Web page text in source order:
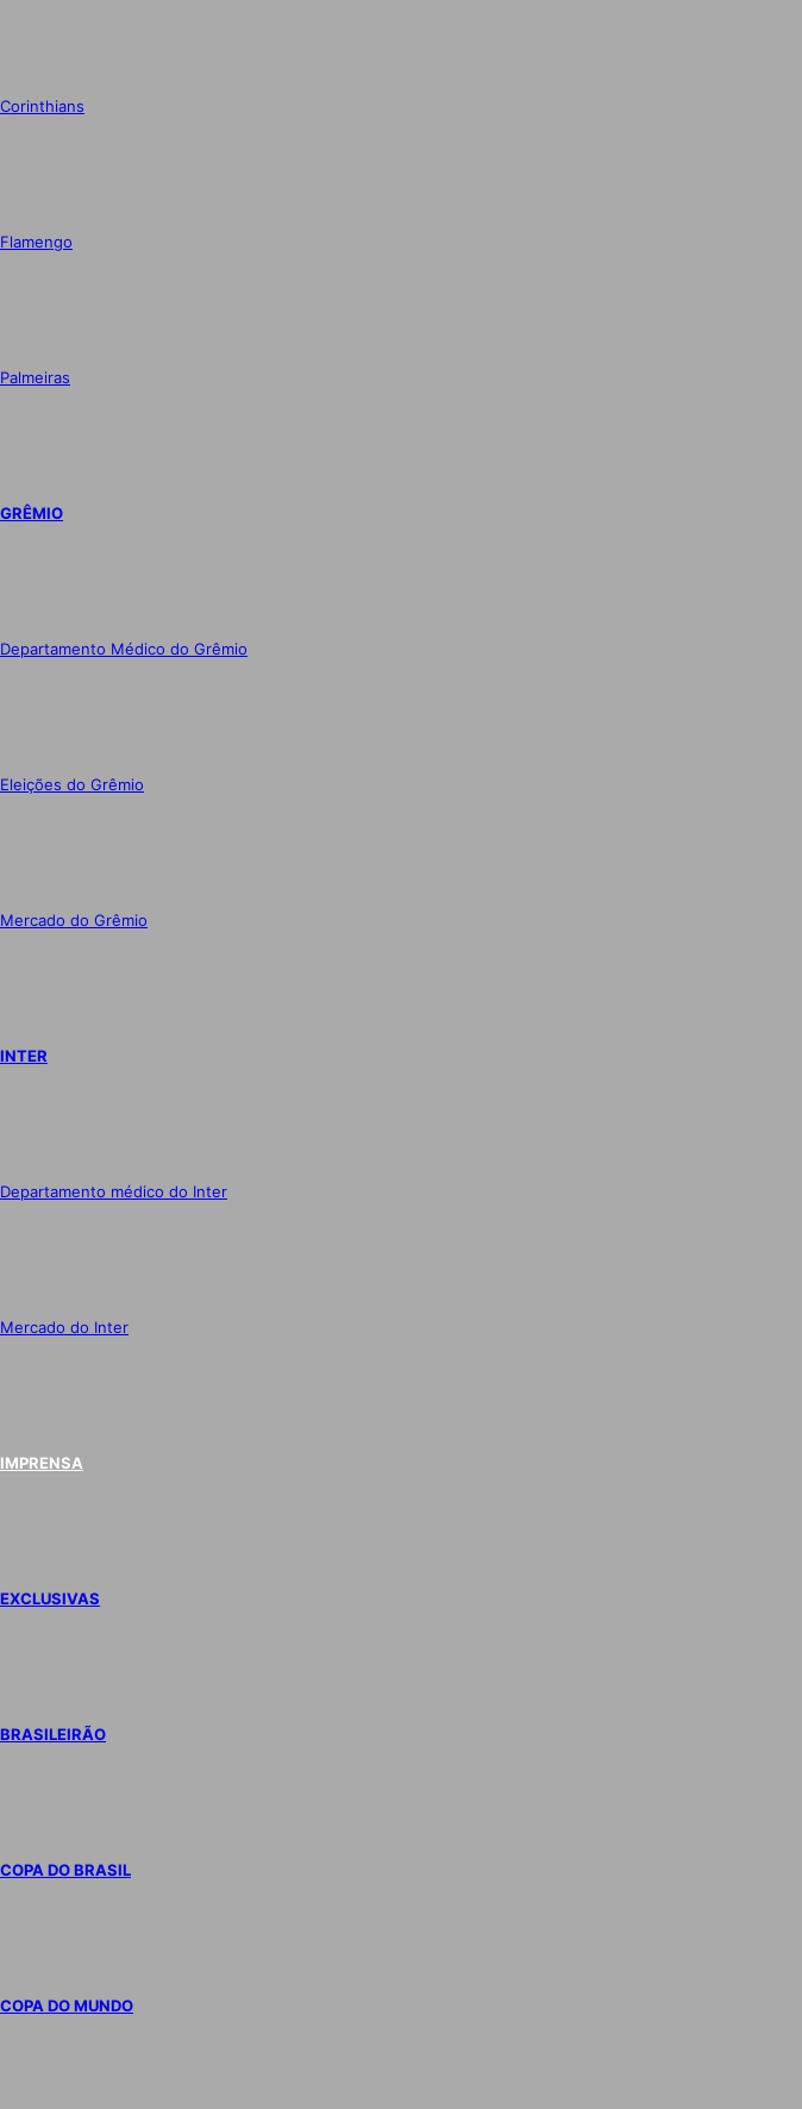
Corinthians
Flamengo
Palmeiras
GRÊMIO
Departamento Médico do Grêmio
Eleições do Grêmio
Mercado do Grêmio
INTER
Departamento médico do Inter
Mercado do Inter
IMPRENSA
EXCLUSIVAS
BRASILEIRÃO
COPA DO BRASIL
COPA DO MUNDO